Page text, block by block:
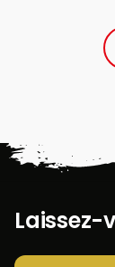
Laissez-